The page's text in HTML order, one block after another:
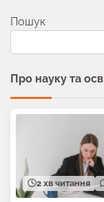
записів
Пошук
Про науку та
2 хв читання